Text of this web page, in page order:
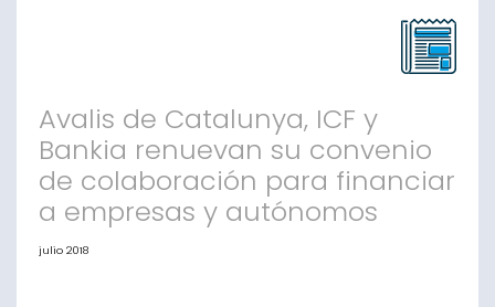
la bonificación máxima por proyecto que pasa de
Avalis de Catalunya, ICF y
Bankia renuevan su convenio
de colaboración para financiar
a empresas y autónomos
julio 2018